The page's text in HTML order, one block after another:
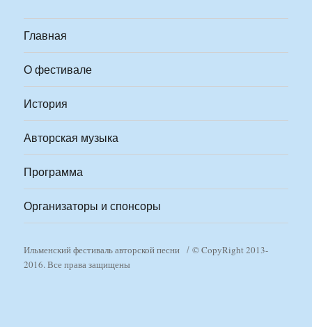
Главная
О фестивале
История
Авторская музыка
Программа
Организаторы и спонсоры
Ильменский фестиваль авторской песни
© CopyRight 2013-
2016. Все права защищены